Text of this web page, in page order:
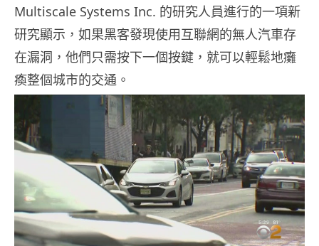
Multiscale Systems Inc. 的研究人員進行的一項新
研究顯示，如果黑客發現使用互聯網的無人汽車存
在漏洞，他們只需按下一個按鍵，就可以輕鬆地癱
瘓整個城市的交通。